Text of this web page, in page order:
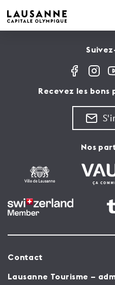
Recevez les bons
Nos
Contact
Lausanne Tourisme –